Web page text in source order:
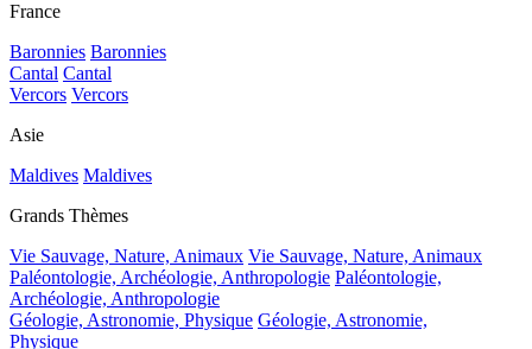
France
Baronnies Baronnies
Cantal Cantal
Vercors Vercors
Asie
Maldives Maldives
Grands Thèmes
Vie Sauvage, Nature, Animaux Vie Sauvage, Nature, Animaux
Paléontologie, Archéologie, Anthropologie Paléontologie,
Archéologie, Anthropologie
Géologie, Astronomie, Physique Géologie, Astronomie,
Physique